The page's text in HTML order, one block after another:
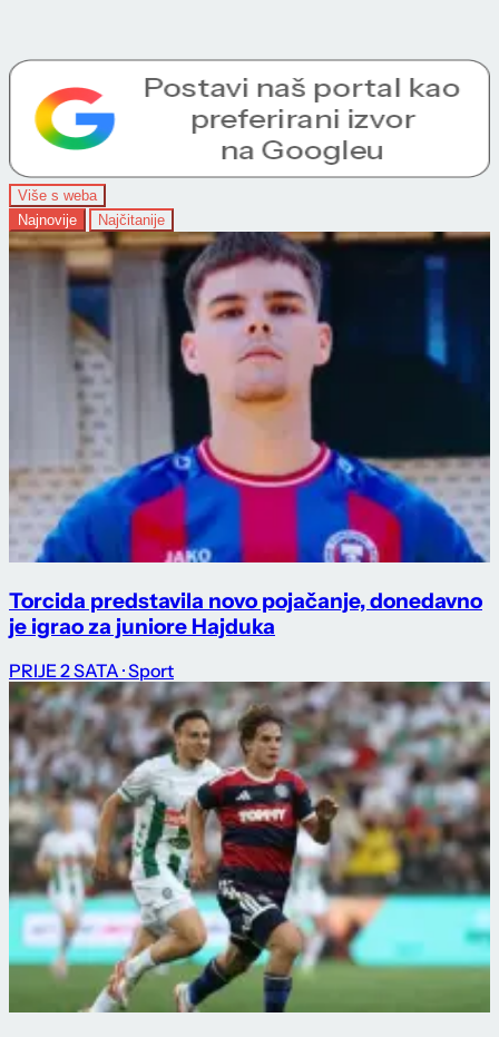
Više s weba
Najnovije
Najčitanije
Torcida predstavila novo pojačanje, donedavno
je igrao za juniore Hajduka
PRIJE 2 SATA · Sport